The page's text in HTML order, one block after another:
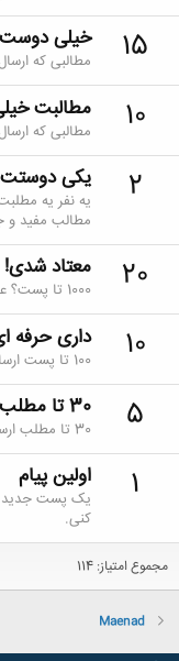
15 خیلی
مطالبی که ارسال کردی 100 تا واکنش
10 مطالبت
مطالبی که ارسال کردی 25 بار از
2 یکی دوستت
یه نفر یه
مطالب مفید و
20 معتاد شدی!
1000 تا پست؟ عالیه!
10 داری حرفه
100 تا پست ارسال کردی. بیشتر از یه روز طول کشید، نه؟
5 30 تا مطلب
30 تا مطلب ارسال کردی. حتما به درد بخور بوده که 5 امتیاز گرفتی.
1 اولین پیام
یک پست جدید
کنی.
مجموع امتیاز: 114
Maenad